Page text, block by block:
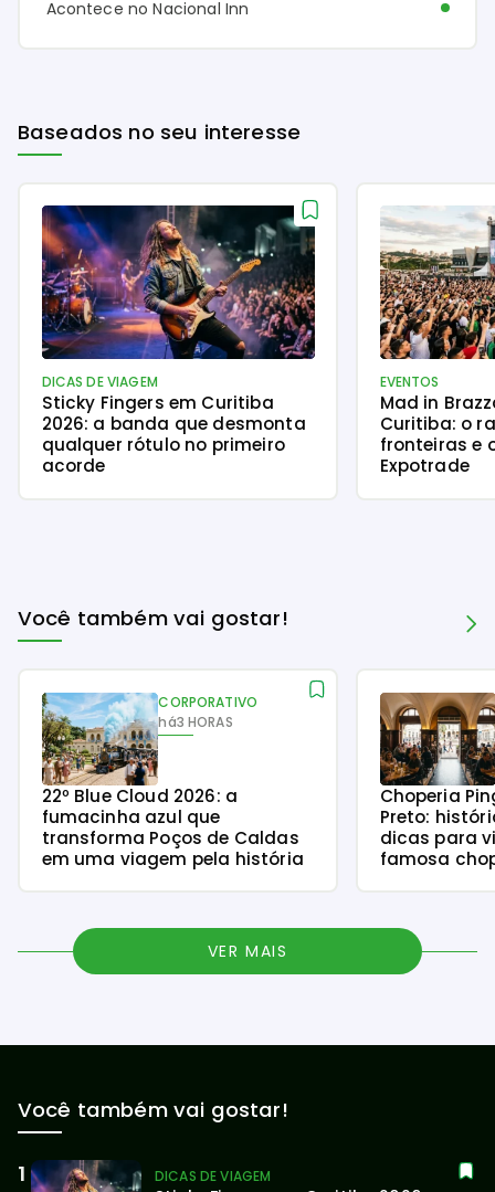
Acontece no Nacional Inn
Baseados no seu interesse
DICAS DE VIAGEM
Sticky Fingers em Curitiba
2026: a banda que desmonta
qualquer rótulo no primeiro
acorde
EVENTOS
Mad in
Curitiba: o
fronteiras e
Expotrade
Você também vai gostar!
CORPORATIVO
há3 HORAS
22º Blue Cloud 2026: a
fumacinha azul que
transforma Poços de Caldas
em uma viagem pela história
Choperia
Preto:
dicas para
famosa
VER MAIS
Você também vai gostar!
DICAS DE VIAGEM